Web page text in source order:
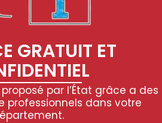
GRATUIT ET
par l’État grâce a des
professionnels dans votre